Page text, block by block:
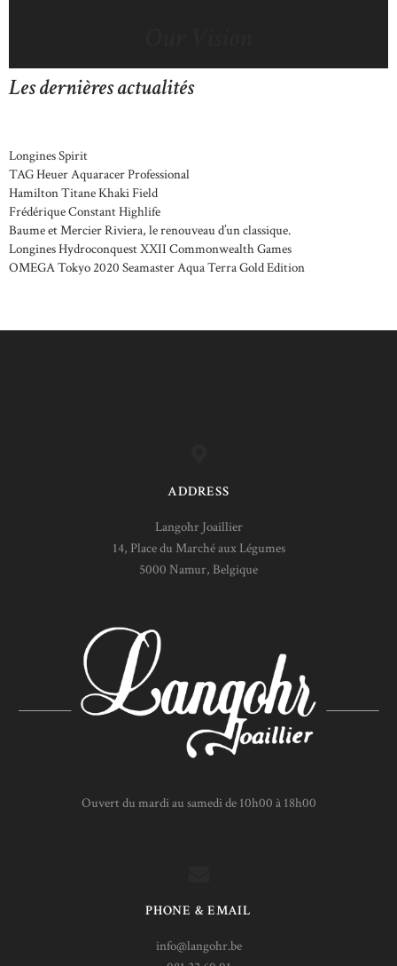
Les dernières actualités
Longines Spirit
TAG Heuer Aquaracer Professional
Hamilton Titane Khaki Field
Frédérique Constant Highlife
Baume et Mercier Riviera, le renouveau d’un classique.
Longines Hydroconquest XXII Commonwealth Games
OMEGA Tokyo 2020 Seamaster Aqua Terra Gold Edition
ADDRESS
Langohr Joaillier
14, Place du Marché aux Légumes
5000 Namur, Belgique
Ouvert du mardi au samedi de 10h00 à 18h00
PHONE & EMAIL
info@langohr.be